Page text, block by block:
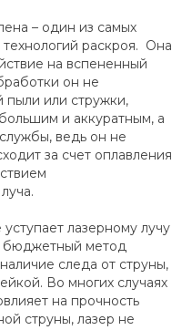
– один из самых
раскроя. Она
на вспененный
он не
пыли или стружки,
и аккуратным, а
ведь он не
за счет оплавления
лазерному лучу
бюджетный метод
следа от струны,
Во многих случаях
на прочность
струны, лазер не